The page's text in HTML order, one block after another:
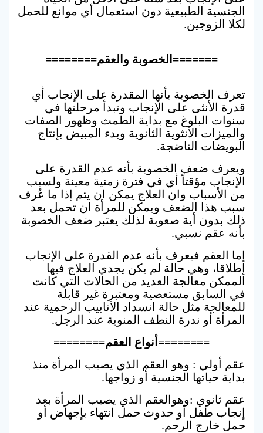
الجنسية الطبيعية دون استعمال أي موانع للحمل
لكلا الزوجين.
=======الخصوبة والعقم========
تعرف الخصوبة بأنها المقدرة على الإنجاب أي
قدرة الأنثى على الإنجاب وتبدأ مرحلتها في
سنوات البلوغ مع بداية الطمث وظهور الصفات
والميزات الأنثوية الثانوية وبدء المبيض بإنتاج
البويضات الناضجة.
ويعرف ضعف الخصوبة بأنه عدم القدرة على
الإنجاب مؤقتاً أي في فترة زمنية معينة ولسبب
من الأسباب وان العلاج يمكن ان يتم إذا ما عُرف
سبب هذا الضعف ويمكن للمرأة ان تحمل بعد
ذلك بدون أية صعوبة لذلك يعتبر ضعف الخصوبة
بأنه عقم نسبي.
إما العقم فيعرف بأنه عدم القدرة على الإنجاب
إطلاقا، وهي حالة لم يكن يجدي العلاج فيها
الممكن معالجة العديد من الحالات التي كانت
في السابق مستعصية ومعتبرة غير قابلة
للمعالجة مثل حالة انسداد الأنابيب الرحمية عند
المرأة أو ندرة النطف المنوية عند الرجل.
========أنواع العقم========
عقم أولي : وهو العقم الذي يصيب المرأة منذ
بداية حياتها الجنسية أو زواجها.
عقم ثانوي :وهوالعقم الذي يصيب المرأة بعد
إنجاب طفل أو حدوث حمل انتهاء بإجهاض أو
حمل خارج الرحم.